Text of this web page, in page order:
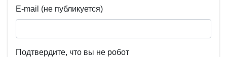
E-mail (не публикуется)
Подтвердите, что вы не робот